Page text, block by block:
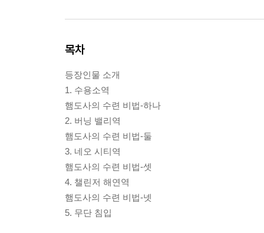
목차
등장인물 소개
1. 수용소역
햄도사의 수련 비법-하나
2. 버닝 밸리역
햄도사의 수련 비법-둘
3. 네오 시티역
햄도사의 수련 비법-셋
4. 챌린저 해연역
햄도사의 수련 비법-넷
5. 무단 침입